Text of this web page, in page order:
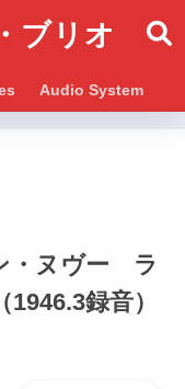
ブリオ
Audio System
・ヌヴー ラ
録音）